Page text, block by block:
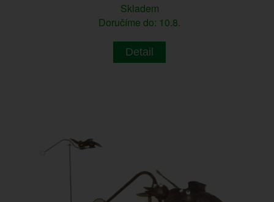
Skladem
Doručíme do: 10.8.
Detail